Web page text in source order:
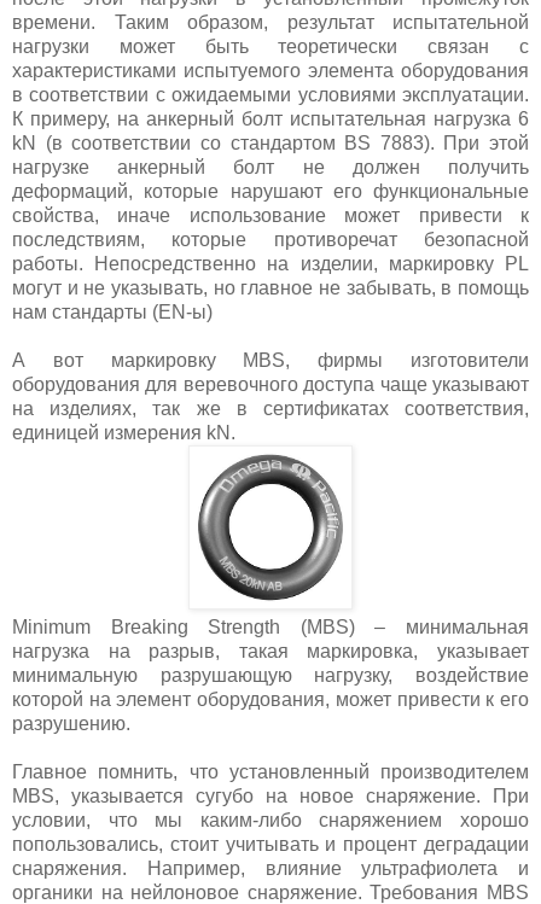
времени. Таким образом, результат испытательной
нагрузки может быть теоретически связан с
характеристиками испытуемого элемента оборудования
в соответствии с ожидаемыми условиями эксплуатации.
К примеру, на анкерный болт испытательная нагрузка 6
kN (в соответствии со стандартом BS 7883). При этой
нагрузке анкерный болт не должен получить
деформаций, которые нарушают его функциональные
свойства, иначе использование может привести к
последствиям, которые противоречат безопасной
работы. Непосредственно на изделии, маркировку PL
могут и не указывать, но главное не забывать, в помощь
нам стандарты (EN-ы)
А вот маркировку MBS, фирмы изготовители
оборудования для веревочного доступа чаще указывают
на изделиях, так же в сертификатах соответствия,
единицей измерения kN.
Minimum Breaking Strength (MBS) – минимальная
нагрузка на разрыв, такая маркировка, указывает
минимальную разрушающую нагрузку, воздействие
которой на элемент оборудования, может привести к его
разрушению.
Главное помнить, что установленный производителем
MBS, указывается сугубо на новое снаряжение. При
условии, что мы каким-либо снаряжением хорошо
попользовались, стоит учитывать и процент деградации
снаряжения. Например, влияние ультрафиолета и
органики на нейлоновое снаряжение. Требования MBS